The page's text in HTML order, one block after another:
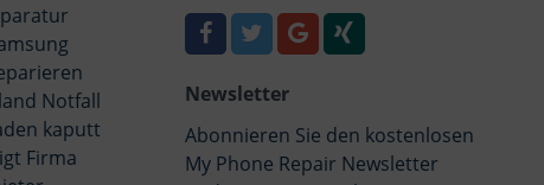
Notfall
kaputt
Firma
Newsletter
Abonnieren Sie den kostenlosen
My Phone Repair Newsletter